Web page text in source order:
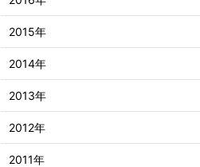
2015年
2014年
2013年
2012年
2011年